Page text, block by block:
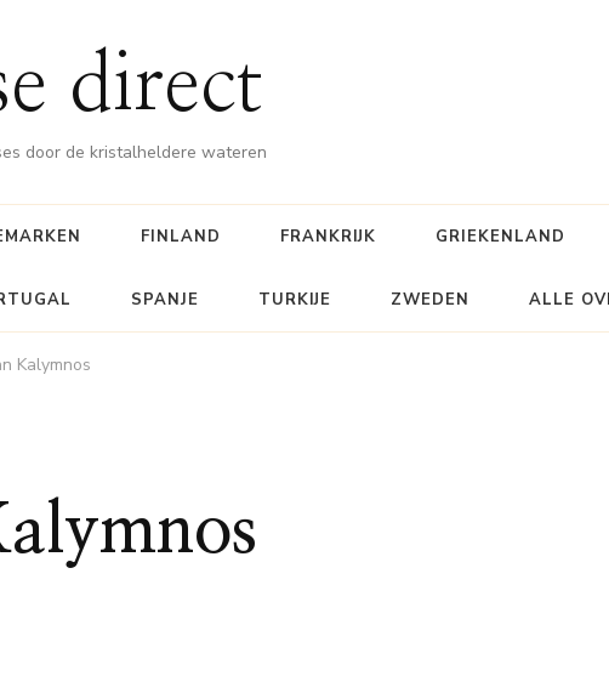
direct
door de kristalheldere wateren
FINLAND FRANKRIJK GRIEKENLAND
SPANJE TURKIJE ZWEDEN ALLE
Kalymnos